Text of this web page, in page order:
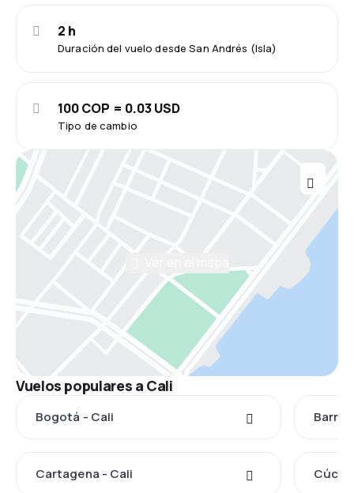
Duración del vuelo desde San Andrés (Isla)
2 h
Tipo de cambio
100 COP = 0.03 USD
Vuelos populares a Cali
Bogotá - Cali
Cartagena - Cali